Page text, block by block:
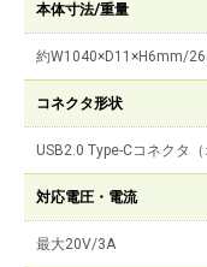
本体寸法/重量
約W1040×D11×H6mm/
コネクタ形状
USB2.0 Type-Cコネクタ
対応電圧・電流
最大20V/3A